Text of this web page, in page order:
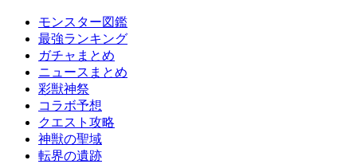
モンスター図鑑
最強ランキング
ガチャまとめ
ニュースまとめ
彩獣神祭
コラボ予想
クエスト攻略
神獣の聖域
転界の遺跡